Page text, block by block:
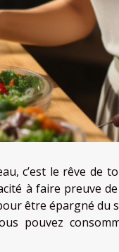
c’est le rêve de
à faire preuve
être épargné du
pouvez